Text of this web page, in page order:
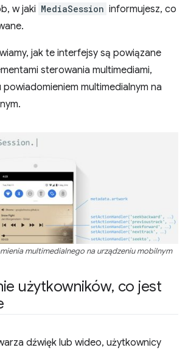
w jaki MediaSession informujesz, co
jak te interfejsy są powiązane
sterowania multimediami,
multimedialnym na
multimedialnego na urządzeniu mobilnym
użytkowników, co jest
dźwięk lub wideo, użytkownicy